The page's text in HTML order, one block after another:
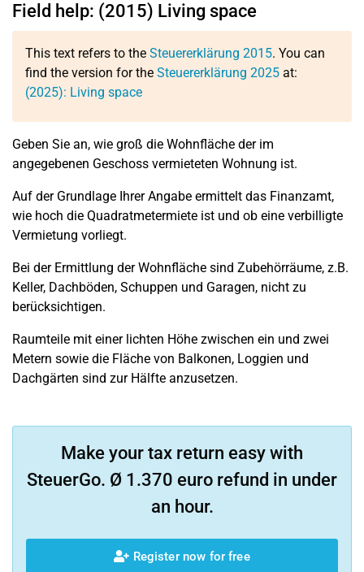
Field help: (2015) Living space
This text refers to the Steuererklärung 2015. You can
find the version for the Steuererklärung 2025 at:
(2025): Living space
Geben Sie an, wie groß die Wohnfläche der im
angegebenen Geschoss vermieteten Wohnung ist.
Auf der Grundlage Ihrer Angabe ermittelt das Finanzamt,
wie hoch die Quadratmetermiete ist und ob eine verbilligte
Vermietung vorliegt.
Bei der Ermittlung der Wohnfläche sind Zubehörräume, z.B.
Keller, Dachböden, Schuppen und Garagen, nicht zu
berücksichtigen.
Raumteile mit einer lichten Höhe zwischen ein und zwei
Metern sowie die Fläche von Balkonen, Loggien und
Dachgärten sind zur Hälfte anzusetzen.
Make your tax return easy with
SteuerGo. Ø 1.370 euro refund in under
an hour.
Register now for free